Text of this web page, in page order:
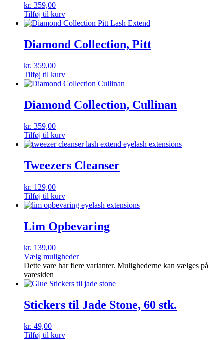
kr. 359,00
Tilføj til kurv
Diamond Collection, Pitt
kr. 359,00
Tilføj til kurv
Diamond Collection, Cullinan
kr. 359,00
Tilføj til kurv
Tweezers Cleanser
kr. 129,00
Tilføj til kurv
Lim Opbevaring
kr. 139,00
Vælg muligheder
Dette vare har flere varianter. Mulighederne kan vælges på
varesiden
Stickers til Jade Stone, 60 stk.
kr. 49,00
Tilføj til kurv